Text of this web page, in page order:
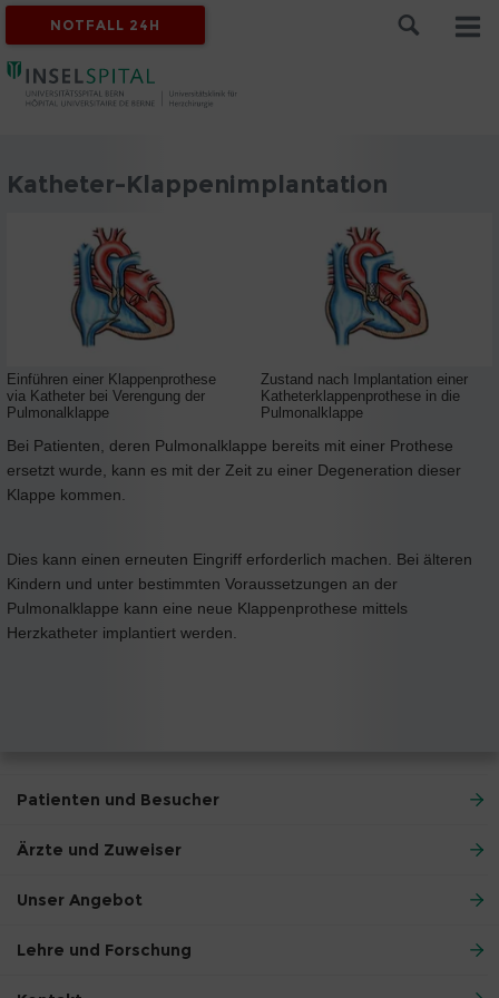
NOTFALL 24H
Katheter-Klappenimplantation
Einführen einer Klappenprothese
via Katheter bei Verengung der
Pulmonalklappe
Zustand nach Implantation einer
Katheterklappenprothese in die
Pulmonalklappe
Bei Patienten, deren Pulmonalklappe bereits mit einer Prothese
ersetzt wurde, kann es mit der Zeit zu einer Degeneration dieser
Klappe kommen.
Dies kann einen erneuten Eingriff erforderlich machen. Bei älteren
Kindern und unter bestimmten Voraussetzungen an der
Pulmonalklappe kann eine neue Klappenprothese mittels
Herzkatheter implantiert werden.
Patienten und Besucher
Ärzte und Zuweiser
Unser Angebot
Lehre und Forschung